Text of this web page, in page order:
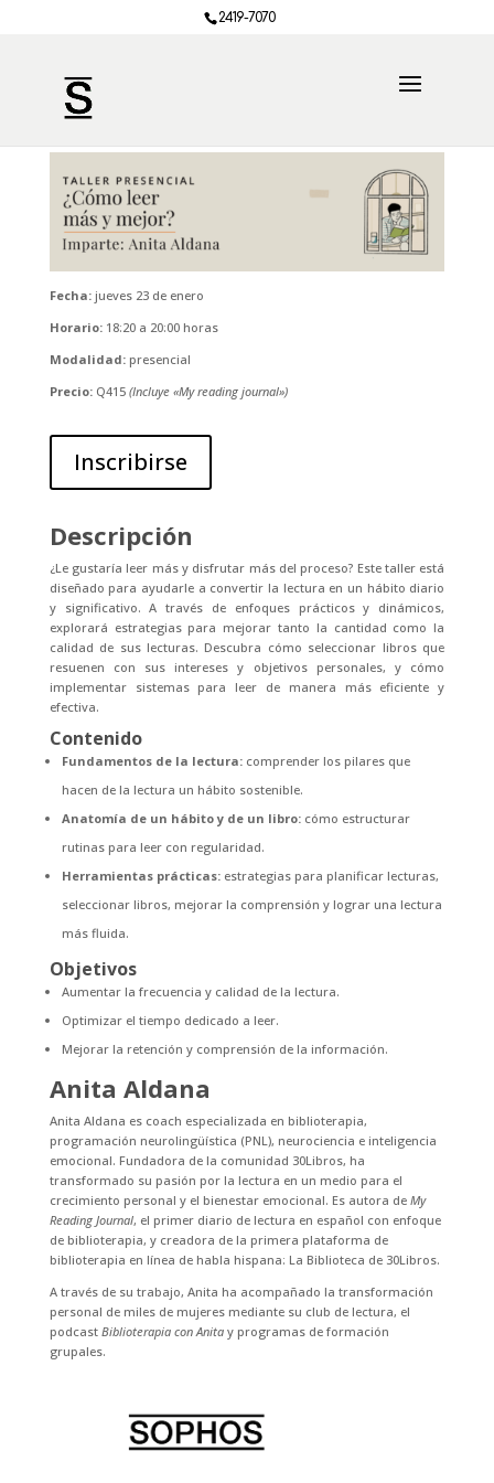
2419-7070
Fecha:jueves 23 de enero
Horario:18:20 a 20:00 horas
Modalidad:presencial
Precio:Q415 (Incluye «My reading journal»)
Inscribirse
Descripción
¿Le gustaría leer más y disfrutar más del proceso? Este taller está
diseñado para ayudarle a convertir la lectura en un hábito diario
y significativo. A través de enfoques prácticos y dinámicos,
explorará estrategias para mejorar tanto la cantidad como la
calidad de sus lecturas. Descubra cómo seleccionar libros que
resuenen con sus intereses y objetivos personales, y cómo
implementar sistemas para leer de manera más eficiente y
efectiva.
Contenido
Fundamentos de la lectura:comprender los pilares que
hacen de la lectura un hábito sostenible.
Anatomía de un hábito y de un libro:cómo estructurar
rutinas para leer con regularidad.
Herramientas prácticas:estrategias para planificar lecturas,
seleccionar libros, mejorar la comprensión y lograr una lectura
más fluida.
Objetivos
Aumentar la frecuencia y calidad de la lectura.
Optimizar el tiempo dedicado a leer.
Mejorar la retención y comprensión de la información.
Anita Aldana
Anita Aldana es coach especializada en biblioterapia,
programación neurolingüística (PNL), neurociencia e inteligencia
emocional. Fundadora de la comunidad 30Libros, ha
transformado su pasión por la lectura en un medio para el
crecimiento personal y el bienestar emocional. Es autora de My
Reading Journal, el primer diario de lectura en español con enfoque
de biblioterapia, y creadora de la primera plataforma de
biblioterapia en línea de habla hispana: La Biblioteca de 30Libros.
A través de su trabajo, Anita ha acompañado la transformación
personal de miles de mujeres mediante su club de lectura, el
podcast Biblioterapia con Anitay programas de formación
grupales.